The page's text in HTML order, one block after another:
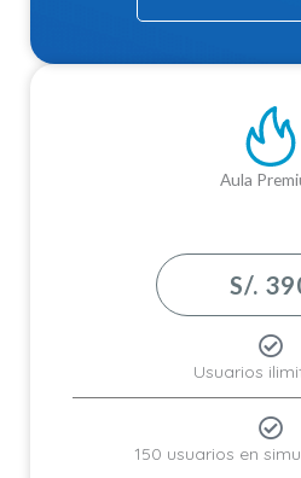
Aula
S/.
Usuarios
150 usuarios en